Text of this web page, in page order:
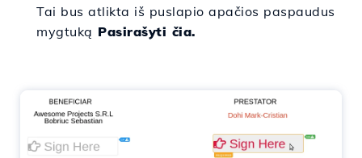
Tai bus atlikta iš puslapio apačios paspaudus
mygtuką Pasirašyti čia.